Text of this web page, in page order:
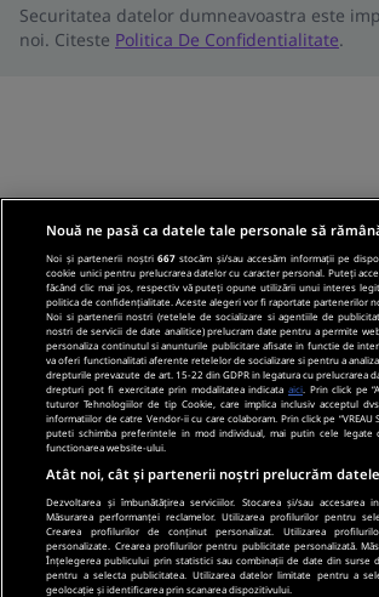
Securitatea datelor dumneavoastra este
noi. Citeste Politica De Confidentialitate.
Nouă ne pasă ca datele tale personale să
Noi și partenerii noștri667 stocăm și/sau accesăm informații pe
cookie unici pentru prelucrarea datelor cu caracter personal. Puteți
făcând clic mai jos, respectiv vă puteți opune utilizării unui interes
politica de confidențialitate. Aceste alegeri vor fi raportate partenerilor
Noi si partenerii nostri (retelele de socializare si agentiile de
nostri de servicii de date analitice) prelucram date pentru a permite
personaliza continutul si anunturile publicitare afisate in functie de
va oferi functionalitati aferente retelelor de socializare si pentru a
drepturile prevazute de art. 15-22 din GDPR in legatura cu prelucrarea
drepturi pot fi exercitate prin modalitatea indicata aici . Prin click pe
tuturor Tehnologiilor de tip Cookie, care implica inclusiv acceptul
informatiilor de catre Vendor-ii cu care colaboram. Prin click pe “VREAU
puteti schimba preferintele in mod individual, mai putin cele legate
functionarea website-ului.
Atât noi, cât și partenerii noștri prelucrăm
Dezvoltarea și îmbunătățirea serviciilor. Stocarea și/sau
Măsurarea performanței reclamelor. Utilizarea profilurilor pentru
Crearea profilurilor de conținut personalizat. Utilizarea
personalizate. Crearea profilurilor pentru publicitate personalizată.
Înțelegerea publicului prin statistici sau combinații de date din surse
pentru a selecta publicitatea. Utilizarea datelor limitate pentru a
geolocație și identificarea prin scanarea dispozitivului.